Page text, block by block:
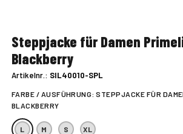
Steppjacke für Damen
Blackberry
Artikelnr.: SIL40010-SPL
FARBE / AUSFÜHRUNG:STEPPJACKE FÜR
BLACKBERRY
L M S XL